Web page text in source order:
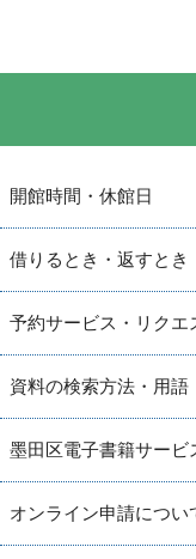
開館時間・休館日
借りるとき・返すとき
予約サービス・リクエ
資料の検索方法・用語
墨田区電子書籍サービ
オンライン申請につい